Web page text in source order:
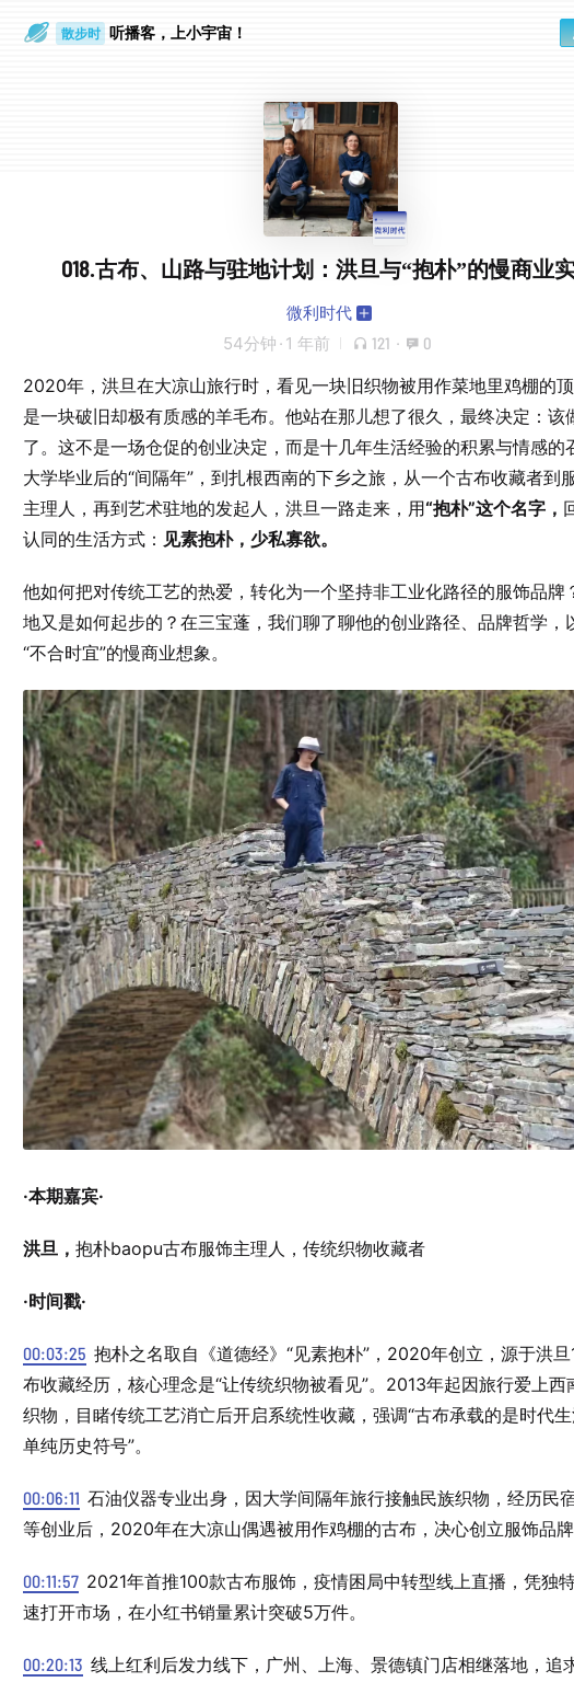
通勤路上 听播客，上小宇宙！
018.古布、山路与驻地计划：洪旦与“抱朴”的慢商业
微利时代
54分钟 · 1 年前 121 · 0
2020年，洪旦在大凉山旅行时，看见一块旧织物被用作菜地里鸡棚的
是一块破旧却极有质感的羊毛布。他站在那儿想了很久，最终决定：该
了。这不是一场仓促的创业决定，而是十几年生活经验的积累与情感的
大学毕业后的“间隔年”，到扎根西南的下乡之旅，从一个古布收藏者到
主理人，再到艺术驻地的发起人，洪旦一路走来，用“抱朴”这个名字，
认同的生活方式： 见素抱朴，少私寡欲。
他如何把对传统工艺的热爱，转化为一个坚持非工业化路径的服饰品牌
地又是如何起步的？在三宝蓬，我们聊了聊他的创业路径、品牌哲学，
“不合时宜”的慢商业想象。
·本期嘉宾·
洪旦， 抱朴baopu古布服饰主理人，传统织物收藏者
·时间戳·
00:03:25 抱朴之名取自《道德经》“见素抱朴”，2020年创立，源于洪
布收藏经历，核心理念是“让传统织物被看见”。2013年起因旅行爱上西
织物，目睹传统工艺消亡后开启系统性收藏，强调“古布承载的是时代
单纯历史符号”。
00:06:11 石油仪器专业出身，因大学间隔年旅行接触民族织物，经历民
等创业后，2020年在大凉山偶遇被用作鸡棚的古布，决心创立服饰品
00:11:57 2021年首推100款古布服饰，疫情困局中转型线上直播，凭独
速打开市场，在小红书销量累计突破5万件。
00:20:13 线上红利后发力线下，广州、上海、景德镇门店相继落地，追